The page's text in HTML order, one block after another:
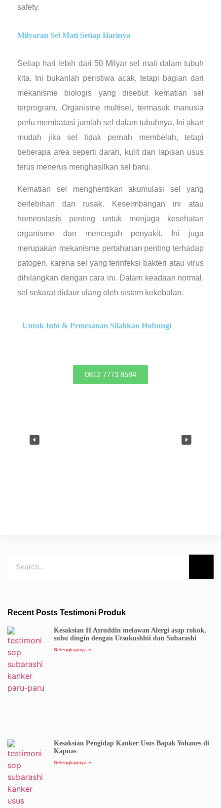
safety.
Milyaran Sel Mati Setiap Harinya
Setiap hari lebih dari 50 Milyar sel mati dalam tubuh
kita. Ini bukanlah peristiwa acak, tetapi bagian dari
mekanisme biologis yang disebut kematian sel
terprogram. Organisme multisel, termasuk manusia
perlu membatasi jumlah sel dalam tubuhnya. Ini akan
mudah jika sel tidak pernah membelah, tetapi
beberapa area seperti darah, kulit dan lapisan usus
terus menerus menghasilkan sel baru.
Kematian sel menghentikan akumulasi sel yang
berlebihan dan rusak. Keseimbangan ini atau
homeostasis penting untuk menjaga kesehatan
organisme dan mencegah penyakit. Ini juga
merupakan mekanisme pertahanan penting terhadap
patogen, karena sel yang terinfeksi bakteri atau virus
dihilangkan dengan cara ini. Dalam keadaan normal,
sel sekarat didaur ulang oleh sistem kekebalan.
Untuk Info & Pemesanan Silahkan Hubungi
0812 7773 8584
Recent Posts Testimoni Produk
Kesaksian H Asruddin melawan Alergi asap rokok,
suhu dingin dengan Utsukushhii dan Subarashi
Selengkapnya »
Kesaksian Pengidap Kanker Usus Bapak Yohanes di
Kapuas
Selengkapnya »